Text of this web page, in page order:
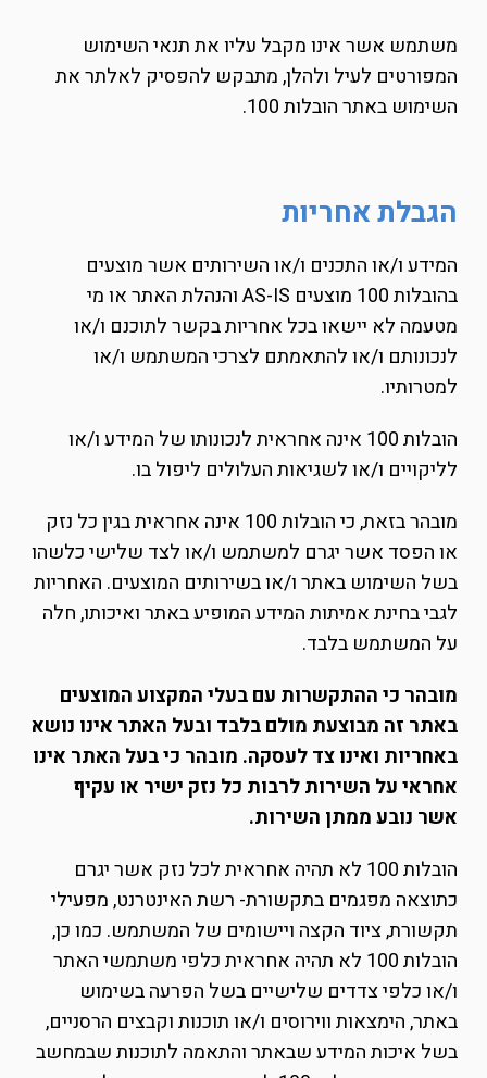
משתמש אשר אינו מקבל עליו את תנאי השימוש
המפורטים לעיל ולהלן, מתבקש להפסיק לאלתר את
השימוש באתר הובלות 100.
הגבלת אחריות
המידע ו/או התכנים ו/או השירותים אשר מוצעים
בהובלות 100 מוצעים AS-IS והנהלת האתר או מי
מטעמה לא יישאו בכל אחריות בקשר לתוכנם ו/או
לנכונותם ו/או להתאמתם לצרכי המשתמש ו/או
למטרותיו.
הובלות 100 אינה אחראית לנכונותו של המידע ו/או
לליקויים ו/או לשגיאות העלולים ליפול בו.
מובהר בזאת, כי הובלות 100 אינה אחראית בגין כל נזק
או הפסד אשר יגרם למשתמש ו/או לצד שלישי כלשהו
בשל השימוש באתר ו/או בשירותים המוצעים. האחריות
לגבי בחינת אמיתות המידע המופיע באתר ואיכותו, חלה
על המשתמש בלבד.
מובהר כי ההתקשרות עם בעלי המקצוע המוצעים
באתר זה מבוצעת מולם בלבד ובעל האתר אינו נושא
באחריות ואינו צד לעסקה. מובהר כי בעל האתר אינו
אחראי על השירות לרבות כל נזק ישיר או עקיף
אשר נובע ממתן השירות.
הובלות 100 לא תהיה אחראית לכל נזק אשר יגרם
כתוצאה מפגמים בתקשורת- רשת האינטרנט, מפעילי
תקשורת, ציוד הקצה ויישומים של המשתמש. כמו כן,
הובלות 100 לא תהיה אחראית כלפי משתמשי האתר
ו/או כלפי צדדים שלישיים בשל הפרעה בשימוש
באתר, הימצאות ווירוסים ו/או תוכנות וקבצים הרסניים,
בשל איכות המידע שבאתר והתאמה לתוכנות שבמחשב